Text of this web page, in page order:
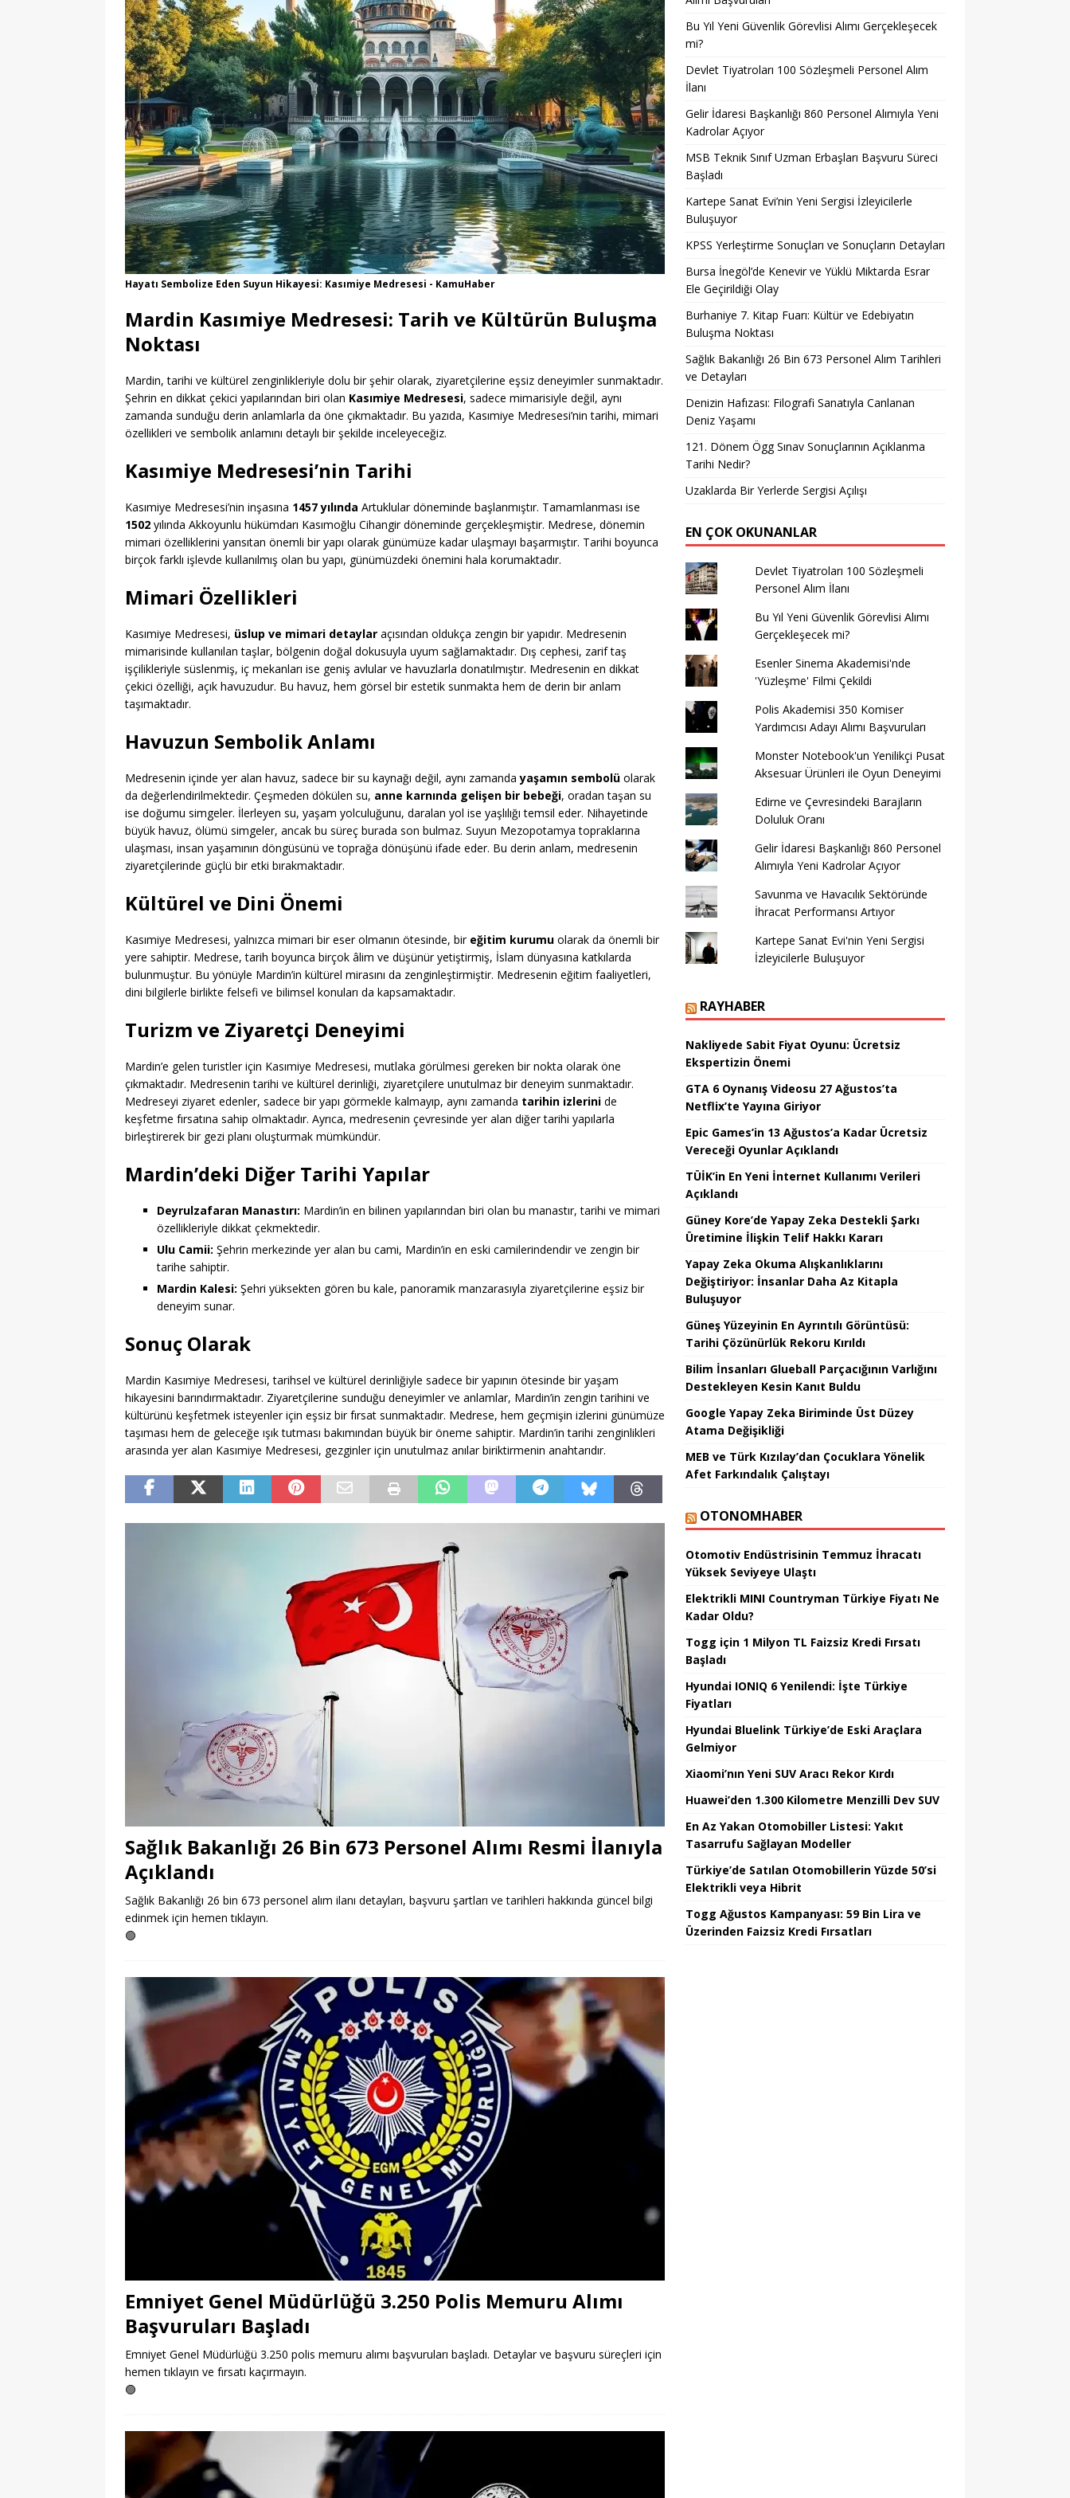
Hayatı Sembolize Eden Suyun Hikayesi: Kasımiye Medresesi - KamuHaber
Mardin Kasımiye Medresesi: Tarih ve Kültürün Buluşma
Noktası
Mardin, tarihi ve kültürel zenginlikleriyle dolu bir şehir olarak, ziyaretçilerine eşsiz deneyimler sunmaktadır.
Şehrin en dikkat çekici yapılarından biri olan Kasımiye Medresesi, sadece mimarisiyle değil, aynı
zamanda sunduğu derin anlamlarla da öne çıkmaktadır. Bu yazıda, Kasımiye Medresesi’nin tarihi, mimari
özellikleri ve sembolik anlamını detaylı bir şekilde inceleyeceğiz.
Kasımiye Medresesi’nin Tarihi
Kasımiye Medresesi’nin inşasına 1457 yılında Artuklular döneminde başlanmıştır. Tamamlanması ise
1502 yılında Akkoyunlu hükümdarı Kasımoğlu Cihangir döneminde gerçekleşmiştir. Medrese, dönemin
mimari özelliklerini yansıtan önemli bir yapı olarak günümüze kadar ulaşmayı başarmıştır. Tarihi boyunca
birçok farklı işlevde kullanılmış olan bu yapı, günümüzdeki önemini hala korumaktadır.
Mimari Özellikleri
Kasımiye Medresesi, üslup ve mimari detaylar açısından oldukça zengin bir yapıdır. Medresenin
mimarisinde kullanılan taşlar, bölgenin doğal dokusuyla uyum sağlamaktadır. Dış cephesi, zarif taş
işçilikleriyle süslenmiş, iç mekanları ise geniş avlular ve havuzlarla donatılmıştır. Medresenin en dikkat
çekici özelliği, açık havuzudur. Bu havuz, hem görsel bir estetik sunmakta hem de derin bir anlam
taşımaktadır.
Havuzun Sembolik Anlamı
Medresenin içinde yer alan havuz, sadece bir su kaynağı değil, aynı zamandayaşamın sembolü olarak
da değerlendirilmektedir. Çeşmeden dökülen su, anne karnında gelişen bir bebeği, oradan taşan su
ise doğumu simgeler. İlerleyen su, yaşam yolculuğunu, daralan yol ise yaşlılığı temsil eder. Nihayetinde
büyük havuz, ölümü simgeler, ancak bu süreç burada son bulmaz. Suyun Mezopotamya topraklarına
ulaşması, insan yaşamının döngüsünü ve toprağa dönüşünü ifade eder. Bu derin anlam, medresenin
ziyaretçilerinde güçlü bir etki bırakmaktadır.
Kültürel ve Dini Önemi
Kasımiye Medresesi, yalnızca mimari bir eser olmanın ötesinde, bir eğitim kurumu olarak da önemli bir
yere sahiptir. Medrese, tarih boyunca birçok âlim ve düşünür yetiştirmiş, İslam dünyasına katkılarda
bulunmuştur. Bu yönüyle Mardin’in kültürel mirasını da zenginleştirmiştir. Medresenin eğitim faaliyetleri,
dini bilgilerle birlikte felsefi ve bilimsel konuları da kapsamaktadır.
Turizm ve Ziyaretçi Deneyimi
Mardin’e gelen turistler için Kasımiye Medresesi, mutlaka görülmesi gereken bir nokta olarak öne
çıkmaktadır. Medresenin tarihi ve kültürel derinliği, ziyaretçilere unutulmaz bir deneyim sunmaktadır.
Medreseyi ziyaret edenler, sadece bir yapı görmekle kalmayıp, aynı zamanda tarihin izlerini de
keşfetme fırsatına sahip olmaktadır. Ayrıca, medresenin çevresinde yer alan diğer tarihi yapılarla
birleştirerek bir gezi planı oluşturmak mümkündür.
Mardin’deki Diğer Tarihi Yapılar
Deyrulzafaran Manastırı: Mardin’in en bilinen yapılarından biri olan bu manastır, tarihi ve mimari
özellikleriyle dikkat çekmektedir.
Ulu Camii: Şehrin merkezinde yer alan bu cami, Mardin’in en eski camilerindendir ve zengin bir
tarihe sahiptir.
Mardin Kalesi: Şehri yüksekten gören bu kale, panoramik manzarasıyla ziyaretçilerine eşsiz bir
deneyim sunar.
Sonuç Olarak
Mardin Kasımiye Medresesi, tarihsel ve kültürel derinliğiyle sadece bir yapının ötesinde bir yaşam
hikayesini barındırmaktadır. Ziyaretçilerine sunduğu deneyimler ve anlamlar, Mardin’in zengin tarihini ve
kültürünü keşfetmek isteyenler için eşsiz bir fırsat sunmaktadır. Medrese, hem geçmişin izlerini günümüze
taşıması hem de geleceğe ışık tutması bakımından büyük bir öneme sahiptir. Mardin’in tarihi zenginlikleri
arasında yer alan Kasımiye Medresesi, gezginler için unutulmaz anılar biriktirmenin anahtarıdır.
Sağlık Bakanlığı 26 Bin 673 Personel Alımı Resmi İlanıyla
Açıklandı
Sağlık Bakanlığı 26 bin 673 personel alım ilanı detayları, başvuru şartları ve tarihleri hakkında güncel bilgi
edinmek için hemen tıklayın.
🟢
Emniyet Genel Müdürlüğü 3.250 Polis Memuru Alımı
Başvuruları Başladı
Emniyet Genel Müdürlüğü 3.250 polis memuru alımı başvuruları başladı. Detaylar ve başvuru süreçleri için
hemen tıklayın ve fırsatı kaçırmayın.
🟢
Bu Yıl Yeni Güvenlik Görevlisi Alımı Gerçekleşecek
mi?
Devlet Tiyatroları 100 Sözleşmeli Personel Alım
İlanı
Gelir İdaresi Başkanlığı 860 Personel Alımıyla Yeni
Kadrolar Açıyor
MSB Teknik Sınıf Uzman Erbaşları Başvuru Süreci
Başladı
Kartepe Sanat Evi’nin Yeni Sergisi İzleyicilerle
Buluşuyor
KPSS Yerleştirme Sonuçları ve Sonuçların Detayları
Bursa İnegöl’de Kenevir ve Yüklü Miktarda Esrar
Ele Geçirildiği Olay
Burhaniye 7. Kitap Fuarı: Kültür ve Edebiyatın
Buluşma Noktası
Sağlık Bakanlığı 26 Bin 673 Personel Alım Tarihleri
ve Detayları
Denizin Hafızası: Filografi Sanatıyla Canlanan
Deniz Yaşamı
121. Dönem Ögg Sınav Sonuçlarının Açıklanma
Tarihi Nedir?
Uzaklarda Bir Yerlerde Sergisi Açılışı
EN ÇOK OKUNANLAR
Devlet Tiyatroları 100 Sözleşmeli
Personel Alım İlanı
Bu Yıl Yeni Güvenlik Görevlisi Alımı
Gerçekleşecek mi?
Esenler Sinema Akademisi'nde
'Yüzleşme' Filmi Çekildi
Polis Akademisi 350 Komiser
Yardımcısı Adayı Alımı Başvuruları
Monster Notebook'un Yenilikçi Pusat
Aksesuar Ürünleri ile Oyun Deneyimi
Edirne ve Çevresindeki Barajların
Doluluk Oranı
Gelir İdaresi Başkanlığı 860 Personel
Alımıyla Yeni Kadrolar Açıyor
Savunma ve Havacılık Sektöründe
İhracat Performansı Artıyor
Kartepe Sanat Evi'nin Yeni Sergisi
İzleyicilerle Buluşuyor
RAYHABER
Nakliyede Sabit Fiyat Oyunu: Ücretsiz
Ekspertizin Önemi
GTA 6 Oynanış Videosu 27 Ağustos’ta
Netflix’te Yayına Giriyor
Epic Games’in 13 Ağustos’a Kadar Ücretsiz
Vereceği Oyunlar Açıklandı
TÜİK’in En Yeni İnternet Kullanımı Verileri
Açıklandı
Güney Kore’de Yapay Zeka Destekli Şarkı
Üretimine İlişkin Telif Hakkı Kararı
Yapay Zeka Okuma Alışkanlıklarını
Değiştiriyor: İnsanlar Daha Az Kitapla
Buluşuyor
Güneş Yüzeyinin En Ayrıntılı Görüntüsü:
Tarihi Çözünürlük Rekoru Kırıldı
Bilim İnsanları Glueball Parçacığının Varlığını
Destekleyen Kesin Kanıt Buldu
Google Yapay Zeka Biriminde Üst Düzey
Atama Değişikliği
MEB ve Türk Kızılay’dan Çocuklara Yönelik
Afet Farkındalık Çalıştayı
OTONOMHABER
Otomotiv Endüstrisinin Temmuz İhracatı
Yüksek Seviyeye Ulaştı
Elektrikli MINI Countryman Türkiye Fiyatı Ne
Kadar Oldu?
Togg için 1 Milyon TL Faizsiz Kredi Fırsatı
Başladı
Hyundai IONIQ 6 Yenilendi: İşte Türkiye
Fiyatları
Hyundai Bluelink Türkiye’de Eski Araçlara
Gelmiyor
Xiaomi’nın Yeni SUV Aracı Rekor Kırdı
Huawei’den 1.300 Kilometre Menzilli Dev SUV
En Az Yakan Otomobiller Listesi: Yakıt
Tasarrufu Sağlayan Modeller
Türkiye’de Satılan Otomobillerin Yüzde 50’si
Elektrikli veya Hibrit
Togg Ağustos Kampanyası: 59 Bin Lira ve
Üzerinden Faizsiz Kredi Fırsatları